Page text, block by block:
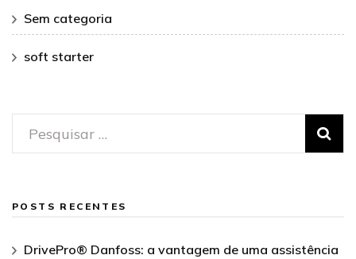
Sem categoria
soft starter
Pesquisar
por:
POSTS RECENTES
DrivePro® Danfoss: a vantagem de uma assistência